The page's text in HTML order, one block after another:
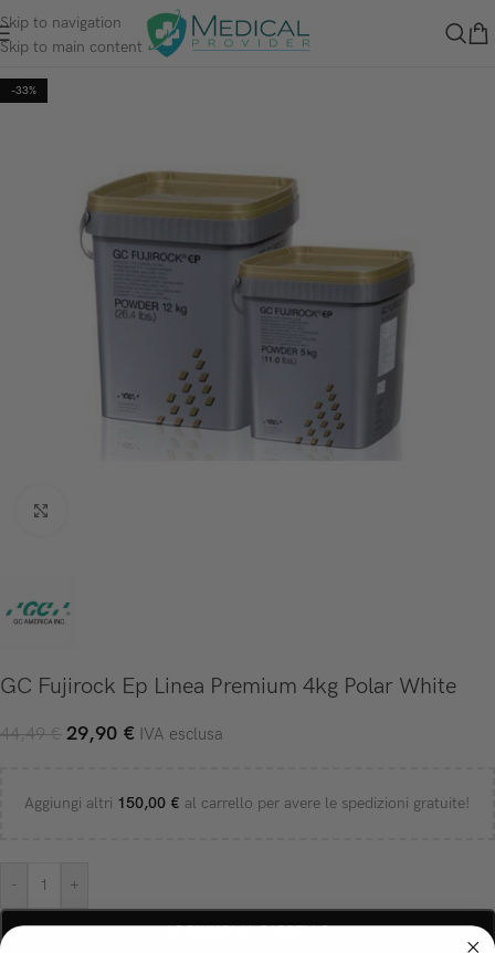
Skip to navigation
Skip to main content
-33%
GC Fujirock Ep Linea Premium 4kg Polar White
44,49€ 29,90 € IVA esclusa
Aggiungi altri 150,00 € al carrello per avere le spedizioni gratuite!
- +
AGGIUNGI AL CARRELLO